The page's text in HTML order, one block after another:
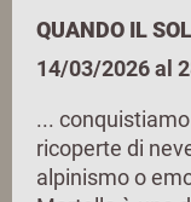
QUANDO IL
14/03/2026 al
...
ricoperte di
alpinismo o